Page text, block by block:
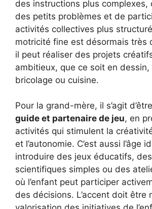
des instructions plus complexes,
des petits problèmes et de
activités collectives plus
motricité fine est désormais très
il peut réaliser des projets
ambitieux, que ce soit en dessin,
bricolage ou cuisine.
Pour la grand-mère, il s’agit
guide et partenaire de jeu, en
activités qui stimulent la
et l’autonomie. C’est aussi l’âge
introduire des jeux éducatifs,
scientifiques simples ou des
où l’enfant peut participer
des décisions. L’accent doit être